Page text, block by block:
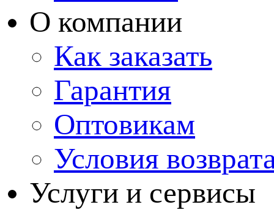
О компании
Как заказать
Гарантия
Оптовикам
Условия
Услуги и сервисы